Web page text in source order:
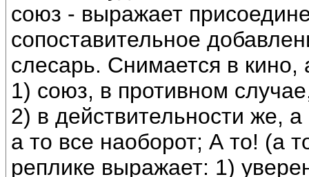
союз - выражает
сопоставительное
слесарь. Снимается в
1) союз, в противном
2) в действительности же,
а то все наоборот; А то! (а
реплике выражает: 1)